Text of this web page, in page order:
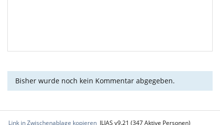
Bisher wurde noch kein Kommentar abgegeben.
Link in Zwischenablage kopieren ILIAS v9.21 (347 Aktive Personen)